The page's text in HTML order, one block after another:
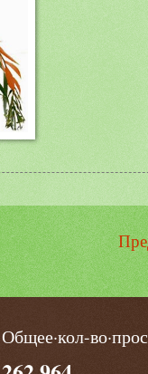
Общее·кол-